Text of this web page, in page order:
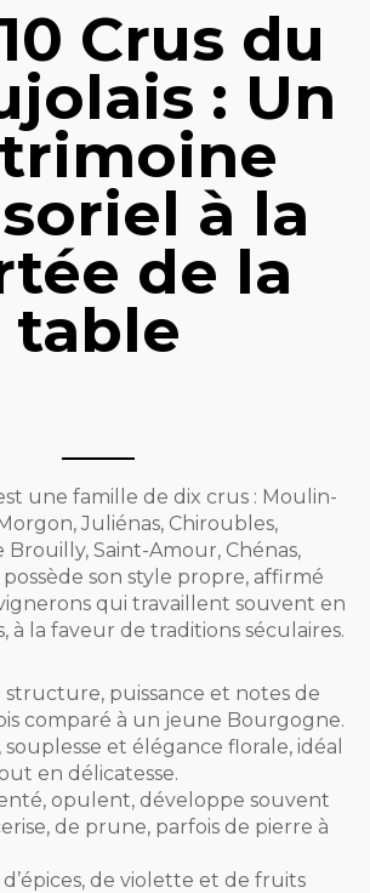
Crus du
: Un
à la
de la
table
une famille de dix crus : Moulin-
Juliénas, Chiroubles,
Brouilly, Saint-Amour, Chénas,
son style propre, affirmé
qui travaillent souvent en
à la faveur de traditions séculaires.
: structure, puissance et notes de
comparé à un jeune Bourgogne.
souplesse et élégance florale, idéal
en délicatesse.
opulent, développe souvent
de prune, parfois de pierre à
d’épices, de violette et de fruits